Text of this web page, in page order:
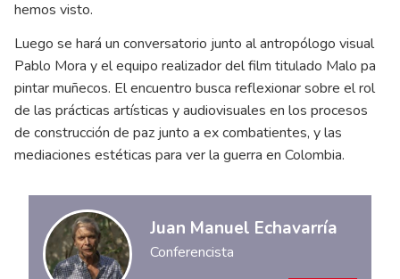
hemos visto.
Luego se hará un conversatorio junto al antropólogo visual
Pablo Mora y el equipo realizador del film titulado Malo pa
pintar muñecos. El encuentro busca reflexionar sobre el rol
de las prácticas artísticas y audiovisuales en los procesos
de construcción de paz junto a ex combatientes, y las
mediaciones estéticas para ver la guerra en Colombia.
Juan Manuel Echavarría
Conferencista